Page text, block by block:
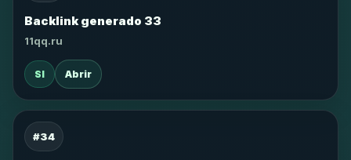
Backlink generado 33
11qq.ru
SI Abrir
#34